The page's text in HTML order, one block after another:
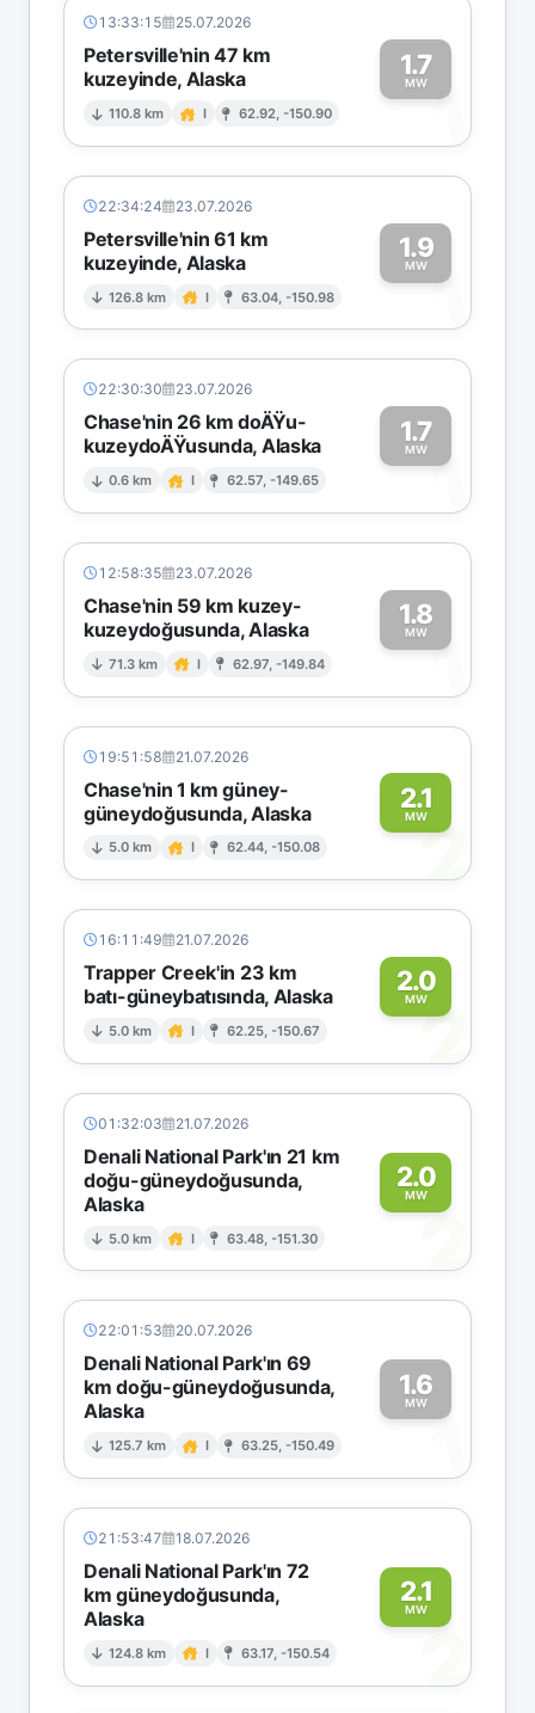
13:33:15 25.07.2026
Petersville'nin 47 km
kuzeyinde, Alaska
110.8 km I 62.92, -150.90
1.7
MW1
22:34:24 23.07.2026
Petersville'nin 61 km
kuzeyinde, Alaska
126.8 km I 63.04, -150.98
1.9
MW1
22:30:30 23.07.2026
Chase'nin 26 km doÄŸu-
kuzeydoÄŸusunda, Alaska
0.6 km I 62.57, -149.65
1.7
MW1
12:58:35 23.07.2026
Chase'nin 59 km kuzey-
kuzeydoğusunda, Alaska
71.3 km I 62.97, -149.84
1.8
MW1
19:51:58 21.07.2026
Chase'nin 1 km güney-
güneydoğusunda, Alaska
5.0 km I 62.44, -150.08
2.1
MW2
16:11:49 21.07.2026
Trapper Creek'in 23 km
batı-güneybatısında, Alaska
5.0 km I 62.25, -150.67
2.0
MW
2
01:32:03 21.07.2026
Denali National Park'ın 21 km
doğu-güneydoğusunda,
Alaska
5.0 km I 63.48, -151.30
2.0
MW
2
22:01:53 20.07.2026
Denali National Park'ın 69
km doğu-güneydoğusunda,
Alaska
125.7 km I 63.25, -150.49
1.6
MW
1
21:53:47 18.07.2026
Denali National Park'ın 72
km güneydoğusunda,
Alaska
124.8 km I 63.17, -150.54
2.1
MW
2